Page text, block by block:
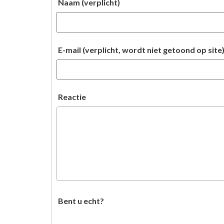
Naam (verplicht)
E-mail (verplicht, wordt niet getoond op site)
Reactie
Bent u echt?